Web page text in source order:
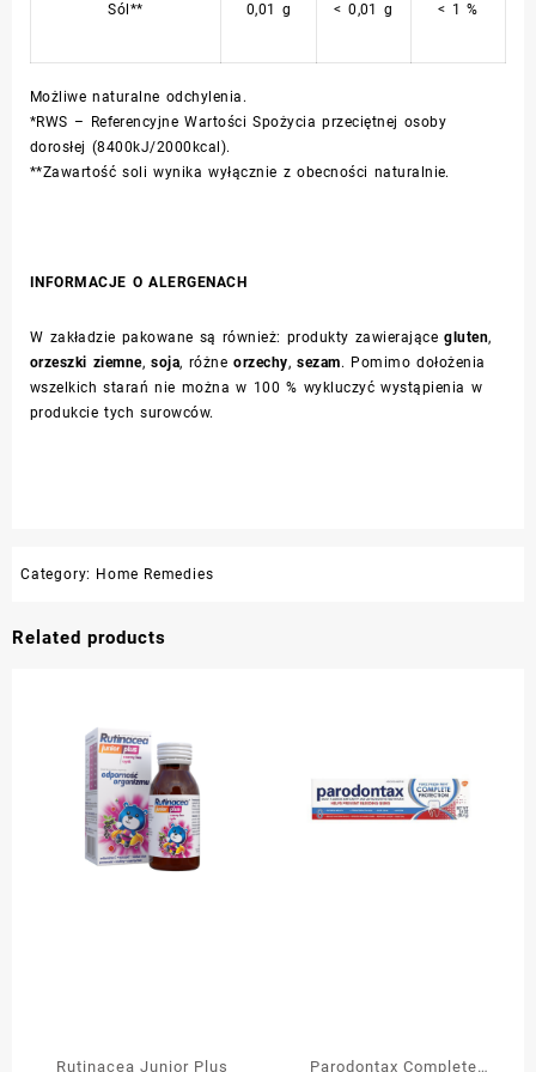
Sól** 0,01 g < 0,01 g < 1 %
Możliwe naturalne odchylenia.
*RWS – Referencyjne Wartości Spożycia przeciętnej osoby
dorosłej (8400kJ/2000kcal).
**Zawartość soli wynika wyłącznie z obecności naturalnie.
INFORMACJE O ALERGENACH
W zakładzie pakowane są również: produkty zawierające gluten,
orzeszki ziemne,soja, różne orzechy,sezam. Pomimo dołożenia
wszelkich starań nie można w 100 % wykluczyć wystąpienia w
produkcie tych surowców.
Category: Home Remedies
Related products
Rutinacea Junior Plus
Parodontax Complete